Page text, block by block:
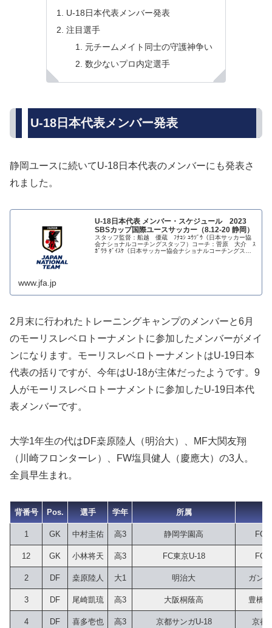
U-18日本代表メンバー発表
注目選手
元チームメイト同士の守護神争い
数少ないプロ内定選手
U-18日本代表メンバー発表
静岡ユースに続いてU-18日本代表のメンバーにも発表さ
れました。
U-18日本代表 メンバー・スケジュール 2023
SBSカップ国際ユースサッカー（8.12-20 静岡）
スタッフ監督：船越 優蔵 ﾌﾅｺｼ ﾕｳｿﾞｳ（日本サッカー協
会ナショナルコーチングスタッフ）コーチ：菅原 大介 ｽ
ｶﾞﾜﾗ ﾀﾞｲｽｹ（日本サッカー協会ナショナルコーチングスタ
www.jfa.jp
2月末に行われたトレーニングキャンプのメンバーと6月
のモーリスレベロトーナメントに参加したメンバーがメイ
ンになります。モーリスレベロトーナメントはU-19日本
代表の括りですが、今年はU-18が主体だったようです。9
人がモーリスレベロトーナメントに参加したU-19日本代
表メンバーです。
大学1年生の代はDF桒原陸人（明治大）、MF大関友翔
（川崎フロンターレ）、FW塩貝健人（慶應大）の3人。
全員早生まれ。
背番号 Pos. 選手 学年 所属
1 GK 中村圭佑 高3 静岡学園高 FC
12 GK 小林将天 高3 FC東京U-18 FC
2 DF 桒原陸人 大1 明治大 ガン
3 DF 尾崎凱琉 高3 大阪桐蔭高 豊橋
4 DF 喜多壱也 高3 京都サンガU-18 京都